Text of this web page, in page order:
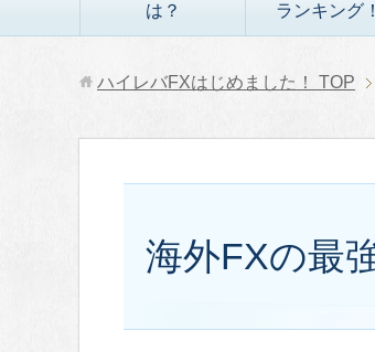
は？
ランキング！
ハイレバFXはじめました！ TOP
海外FXの最